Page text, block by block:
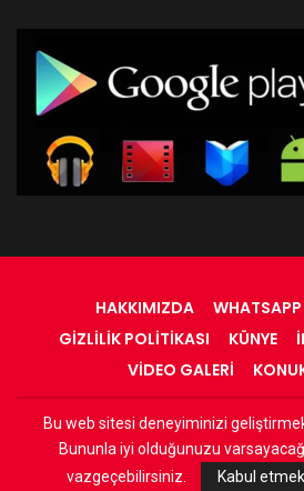
HAKKIMIZDA
GIZLILIK POLITIKASI
KÜNYE
VIDEO GALERI
© 2022 - RadyOrinal - Tüm
Web Tasarım:
Bu web sitesi deneyiminizi
Bununla iyi olduğunuzu
vazgeçebilirsiniz.
Kabul etmek